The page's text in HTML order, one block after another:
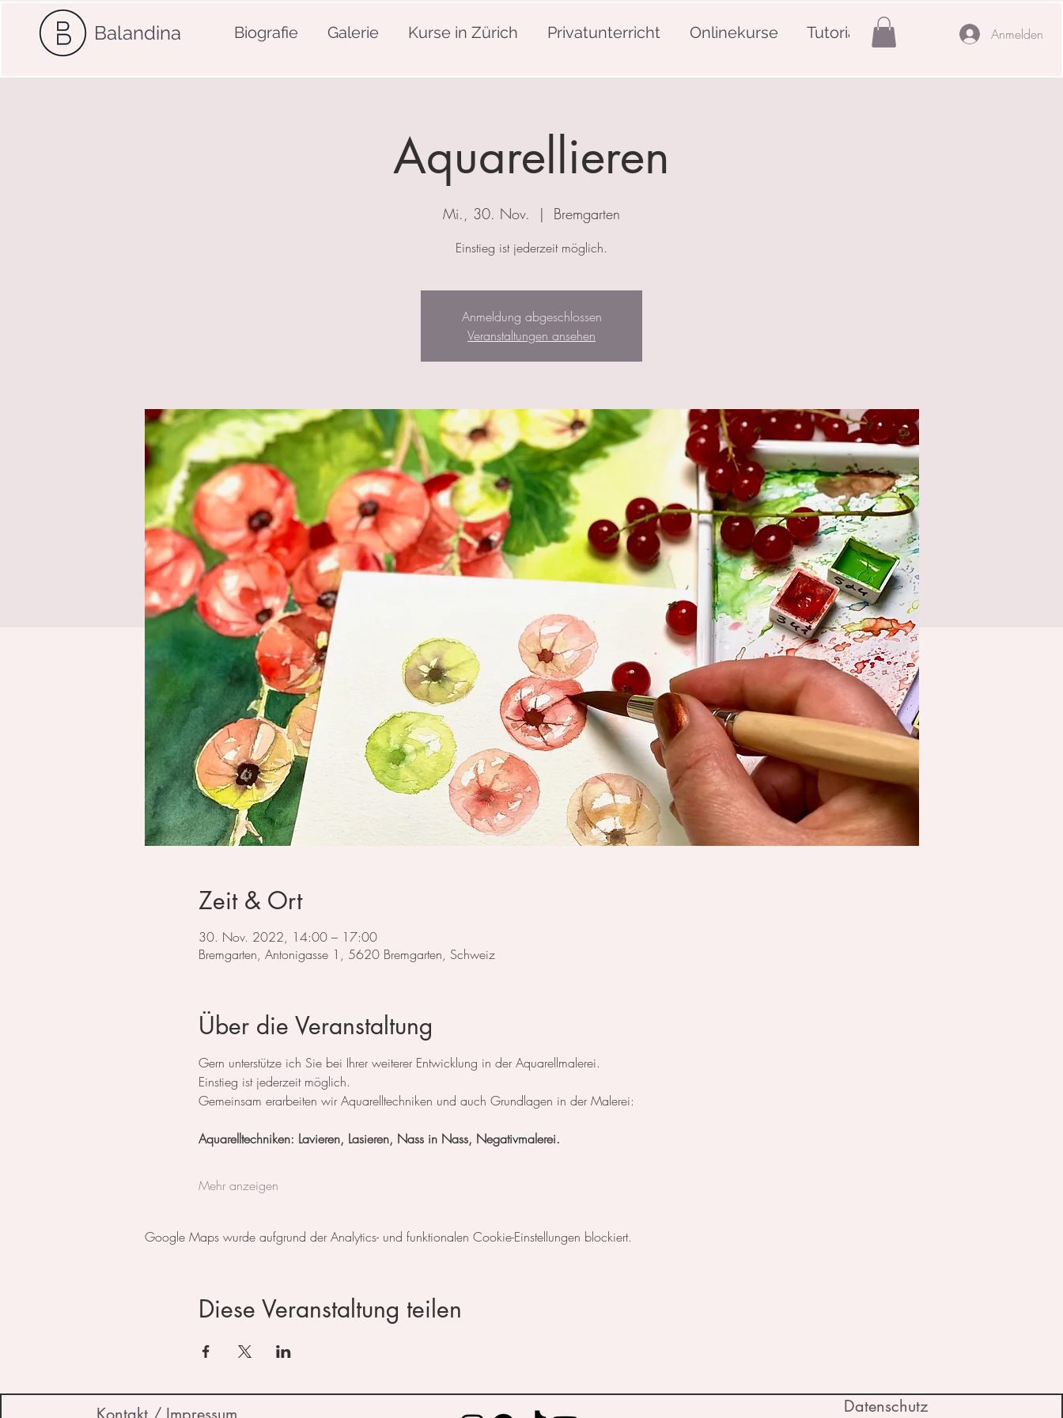
Balandina Biografie Galerie Kurse in Zürich Privatunterricht Onlinekurse Tutorials Anmelden
Aquarellieren
Mi., 30. Nov.
  |
Bremgarten
Einstieg ist jederzeit möglich.
Anmeldung abgeschlossen
Veranstaltungen ansehen
Zeit & Ort
30. Nov. 2022, 14:00 – 17:00
Bremgarten, Antonigasse 1, 5620 Bremgarten, Schweiz
Über die Veranstaltung
Gern unterstütze ich Sie bei Ihrer weiterer Entwicklung in der Aquarellmalerei.
Einstieg ist jederzeit möglich.
Gemeinsam erarbeiten wir Aquarelltechniken und auch Grundlagen in der Malerei:
Aquarelltechniken: Lavieren, Lasieren, Nass in Nass, Negativmalerei.
Mehr anzeigen
Google Maps wurde aufgrund der Analytics- und funktionalen Cookie-Einstellungen blockiert.
Diese Veranstaltung teilen
© 2023 by Elijah Louis. Proudly created with Datenschutz